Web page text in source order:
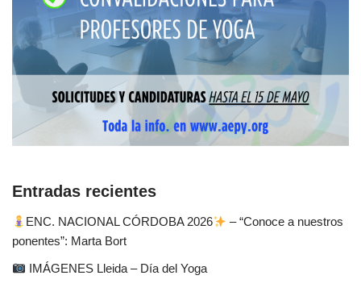
Entradas recientes
ENC. NACIONAL CÓRDOBA 2026
– “Conoce a nuestros
ponentes”: Marta Bort
IMÁGENES Lleida – Día del Yoga